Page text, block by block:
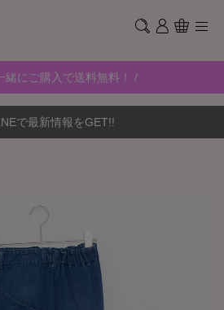
緒にご購入で送料無料！ /
で最新情報をGET!!